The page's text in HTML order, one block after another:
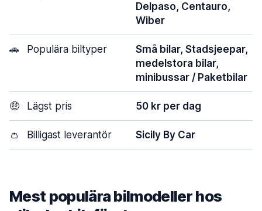
Delpaso, Centauro,
Wiber
🚗 Populära biltyper
Små bilar, Stadsjeepar,
medelstora bilar,
minibussar / Paketbilar
🤑 Lägst pris 50 kr per dag
👛 Billigast leverantör Sicily By Car
Mest populära bilmodeller hos